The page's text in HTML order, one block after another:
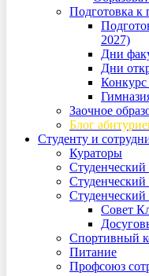
Подготовка к
2027)
Дни
Дни
Конкурс
Заочное
Блог
Студенту и
Кураторы
Студенческий
Совет
Спортивный
Питание
Профсоюз